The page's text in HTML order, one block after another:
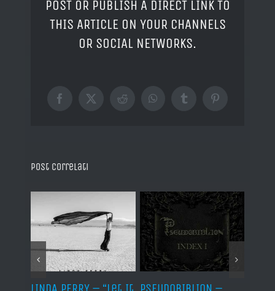
POST OR PUBLISH A DIRECT LINK TO
THIS ARTICLE ON YOUR CHANNELS
OR SOCIAL NETWORKS.
Facebook
X RedditWhatsAppTumblrPinterest
Post correlati
LINDA PERRY – “Let It PSEUDOBIBLION –